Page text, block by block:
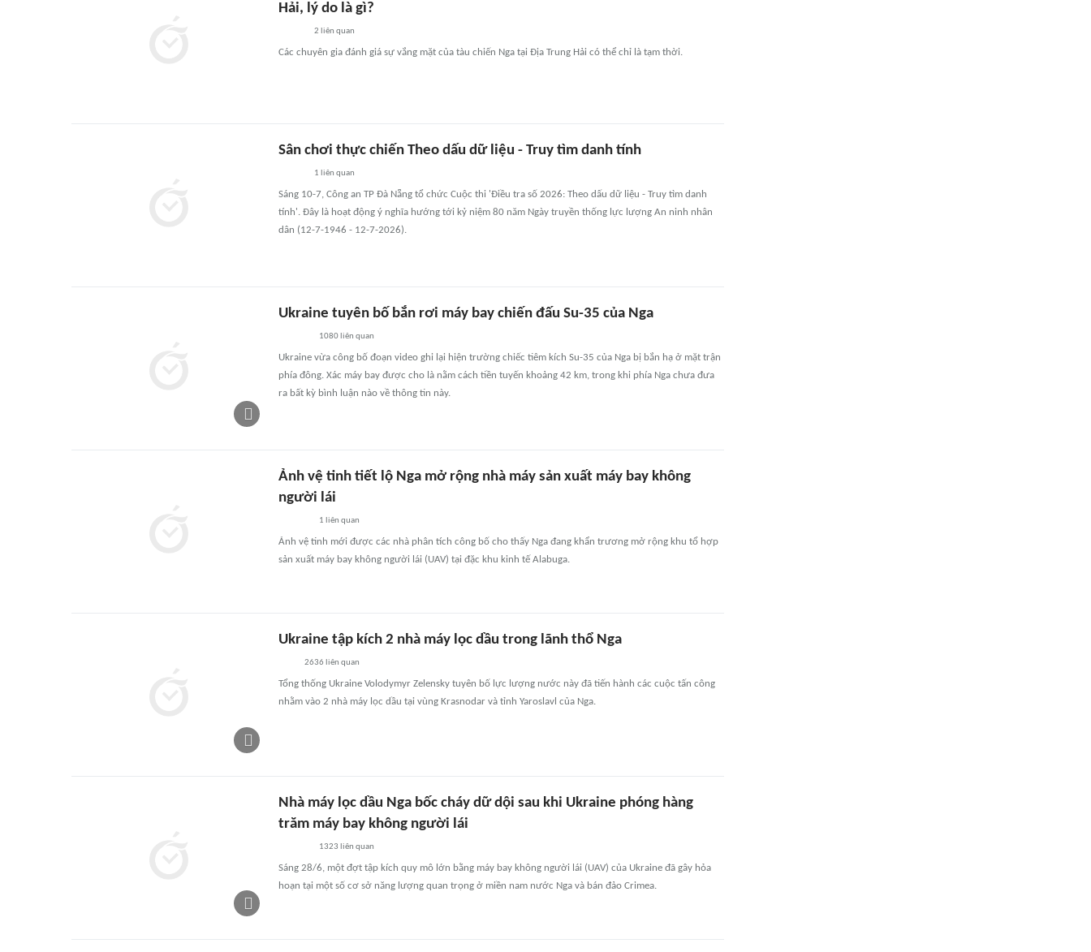
Hải, lý do là gì?
2 liên quan
Các chuyên gia đánh giá sự vắng mặt của tàu chiến Nga tại Địa Trung Hải có thể chỉ là tạm thời.
Sân chơi thực chiến Theo dấu dữ liệu - Truy tìm danh tính
1 liên quan
Sáng 10-7, Công an TP Đà Nẵng tổ chức Cuộc thi 'Điều tra số 2026: Theo dấu dữ liệu - Truy tìm danh
tính'. Đây là hoạt động ý nghĩa hướng tới kỷ niệm 80 năm Ngày truyền thống lực lượng An ninh nhân
dân (12-7-1946 - 12-7-2026).
Ukraine tuyên bố bắn rơi máy bay chiến đấu Su-35 của Nga
1080liên quan
Ukraine vừa công bố đoạn video ghi lại hiện trường chiếc tiêm kích Su-35 của Nga bị bắn hạ ở mặt trận
phía đông. Xác máy bay được cho là nằm cách tiền tuyến khoảng 42 km, trong khi phía Nga chưa đưa
ra bất kỳ bình luận nào về thông tin này.
Ảnh vệ tinh tiết lộ Nga mở rộng nhà máy sản xuất máy bay không
người lái
1 liên quan
Ảnh vệ tinh mới được các nhà phân tích công bố cho thấy Nga đang khẩn trương mở rộng khu tổ hợp
sản xuất máy bay không người lái (UAV) tại đặc khu kinh tế Alabuga.
Ukraine tập kích 2 nhà máy lọc dầu trong lãnh thổ Nga
2636 liên quan
Tổng thống Ukraine Volodymyr Zelensky tuyên bố lực lượng nước này đã tiến hành các cuộc tấn công
nhằm vào 2 nhà máy lọc dầu tại vùng Krasnodar và tỉnh Yaroslavl của Nga.
Nhà máy lọc dầu Nga bốc cháy dữ dội sau khi Ukraine phóng hàng
trăm máy bay không người lái
1323 liên quan
Sáng 28/6, một đợt tập kích quy mô lớn bằng máy bay không người lái (UAV) của Ukraine đã gây hỏa
hoạn tại một số cơ sở năng lượng quan trọng ở miền nam nước Nga và bán đảo Crimea.